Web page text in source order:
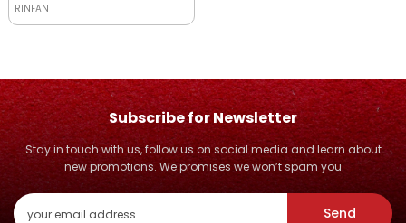
RINFAN
Subscribe for Newsletter
Stay in touch with us, follow us on social media and learn about
new promotions. We promises we won’t spam you
Send